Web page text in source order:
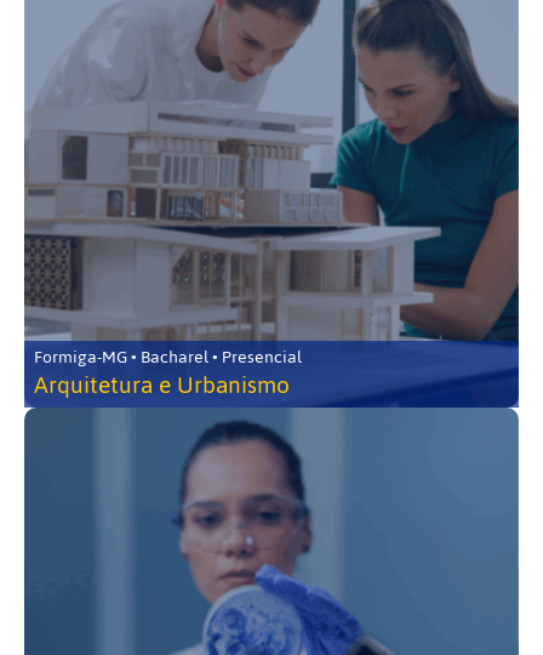
Formiga-MG • Bacharel • Presencial
Arquitetura e Urbanismo